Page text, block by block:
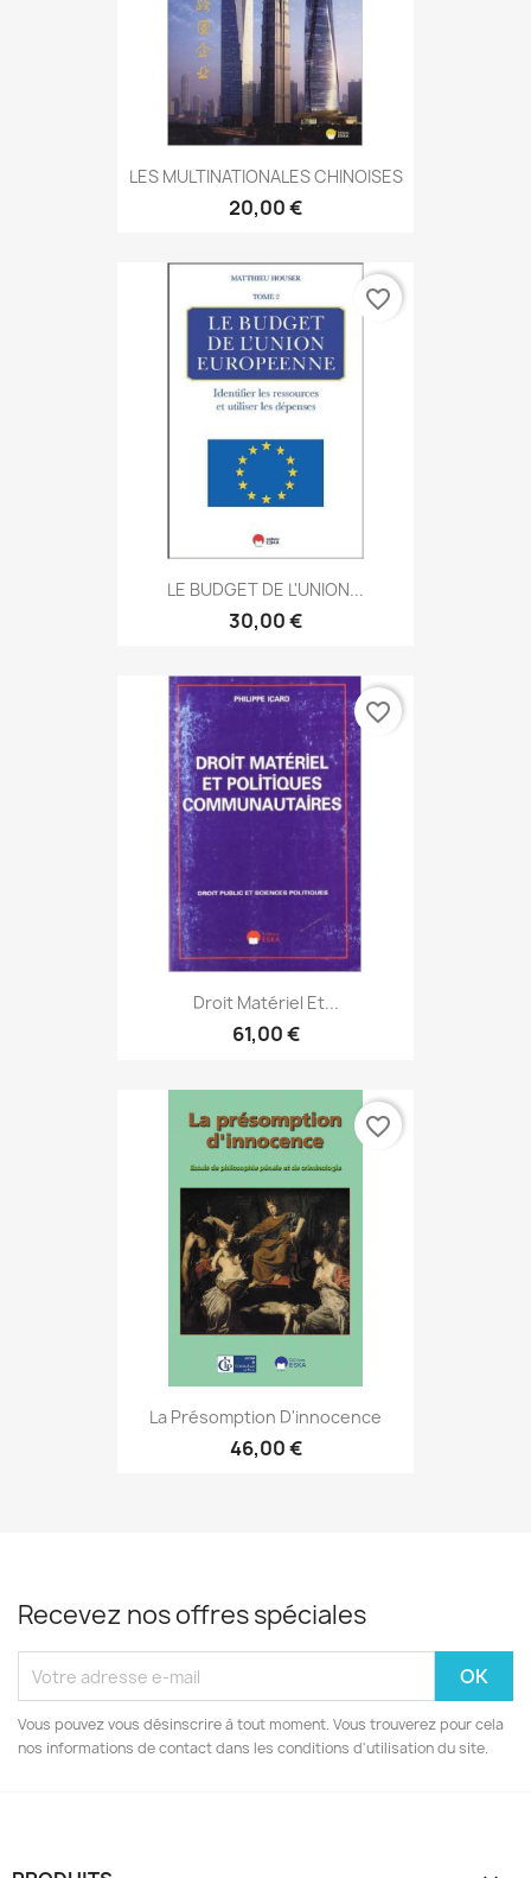
LES MULTINATIONALES CHINOISES
20,00 €
LE BUDGET DE L'UNION...
30,00 €
favorite_border
Droit Matériel Et...
61,00 €
favorite_border
La Présomption D'innocence
46,00 €
favorite_border
Recevez nos offres spéciales
Vous pouvez vous désinscrire à tout moment. Vous trouverez pour cela
nos informations de contact dans les conditions d'utilisation du site.